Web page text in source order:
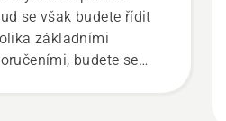
se však budete řídit
základními
budete se